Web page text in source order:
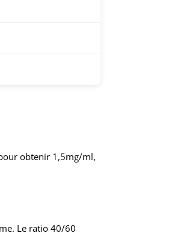
obtenir 1,5mg/ml,
Le ratio 40/60